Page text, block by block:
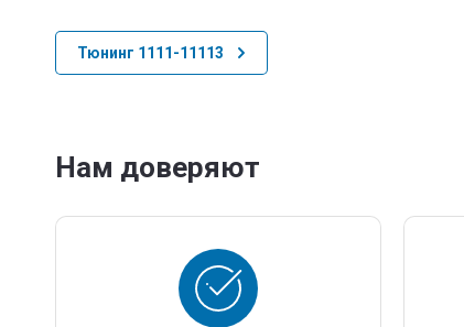
Тюнинг 1111-11113
Нам доверяют